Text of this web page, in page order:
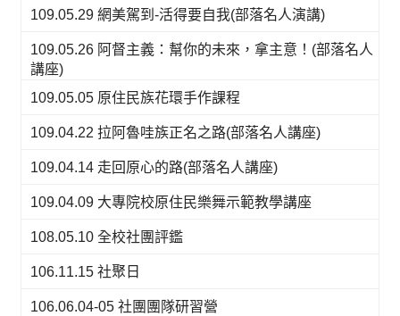
109.05.29 網美駕到-活得要自我(部落名人演講)
109.05.26 阿督主義：幫你的未來，拿主意！(部落名人
講座)
109.05.05 原住民族花環手作課程
109.04.22 拉阿魯哇族正名之路(部落名人講座)
109.04.14 走回原心的路(部落名人講座)
109.04.09 大專院校原住民樂舞示範教學講座
108.05.10 全校社團評鑑
106.11.15 社聚日
106.06.04-05 社團團隊研習營